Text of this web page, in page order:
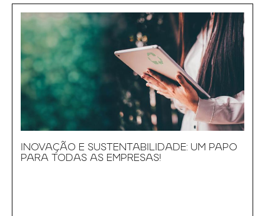
INOVAÇÃO E SUSTENTABILIDADE: UM PAPO
PARA TODAS AS EMPRESAS!